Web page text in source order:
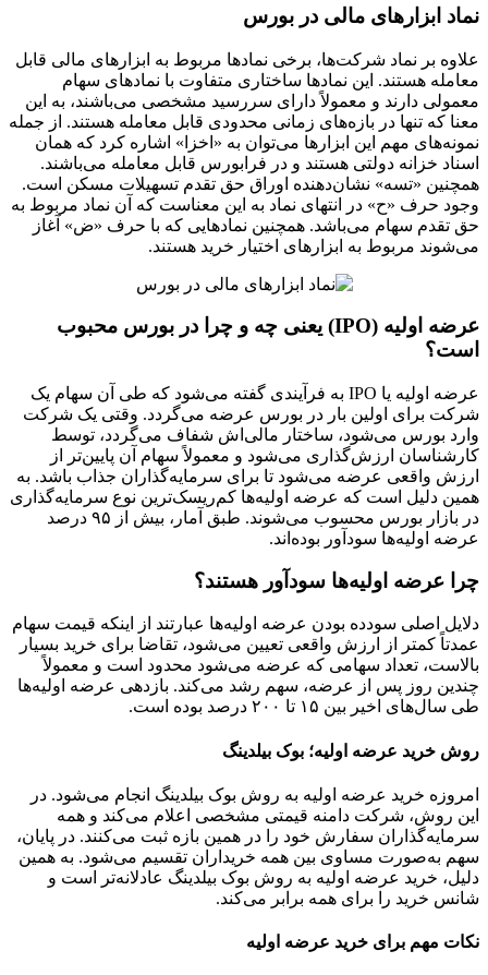
نماد ابزارهای مالی در بورس
علاوه بر نماد شرکت‌ها، برخی نمادها مربوط به ابزارهای مالی قابل
معامله هستند. این نمادها ساختاری متفاوت با نمادهای سهام
معمولی دارند و معمولاً دارای سررسید مشخصی می‌باشند، به این
معنا که تنها در بازه‌های زمانی محدودی قابل معامله هستند. از جمله
نمونه‌های مهم این ابزارها می‌توان به «اخزا» اشاره کرد که همان
اسناد خزانه دولتی هستند و در فرابورس قابل معامله می‌باشند.
همچنین «تسه» نشان‌دهنده اوراق حق تقدم تسهیلات مسکن است.
وجود حرف «ح» در انتهای نماد به این معناست که آن نماد مربوط به
حق تقدم سهام می‌باشد. همچنین نمادهایی که با حرف «ض» آغاز
می‌شوند مربوط به ابزارهای اختیار خرید هستند.
عرضه اولیه (IPO) یعنی چه و چرا در بورس محبوب
است؟
عرضه اولیه یا IPO به فرآیندی گفته می‌شود که طی آن سهام یک
شرکت برای اولین بار در بورس عرضه می‌گردد. وقتی یک شرکت
وارد بورس می‌شود، ساختار مالی‌اش شفاف می‌گردد، توسط
کارشناسان ارزش‌گذاری می‌شود و معمولاً سهام آن پایین‌تر از
ارزش واقعی عرضه می‌شود تا برای سرمایه‌گذاران جذاب باشد. به
همین دلیل است که عرضه اولیه‌ها کم‌ریسک‌ترین نوع سرمایه‌گذاری
در بازار بورس محسوب می‌شوند. طبق آمار، بیش از ۹۵ درصد
عرضه اولیه‌ها سودآور بوده‌اند.
چرا عرضه اولیه‌ها سودآور هستند؟
دلایل اصلی سودده بودن عرضه اولیه‌ها عبارتند از اینکه قیمت سهام
عمدتاً کمتر از ارزش واقعی تعیین می‌شود، تقاضا برای خرید بسیار
بالاست، تعداد سهامی که عرضه می‌شود محدود است و معمولاً
چندین روز پس از عرضه، سهم رشد می‌کند. بازدهی عرضه اولیه‌ها
طی سال‌های اخیر بین ۱۵ تا ۲۰۰ درصد بوده است.
روش خرید عرضه اولیه؛ بوک بیلدینگ
امروزه خرید عرضه اولیه به روش بوک بیلدینگ انجام می‌شود. در
این روش، شرکت دامنه قیمتی مشخصی اعلام می‌کند و همه
سرمایه‌گذاران سفارش خود را در همین بازه ثبت می‌کنند. در پایان،
سهم به‌صورت مساوی بین همه خریداران تقسیم می‌شود. به همین
دلیل، خرید عرضه اولیه به روش بوک بیلدینگ عادلانه‌تر است و
شانس خرید را برای همه برابر می‌کند.
نکات مهم برای خرید عرضه اولیه